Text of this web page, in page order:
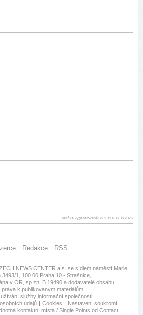
patička vygenerovaná: 21:10:14 06.08.2026
Redakce RSS
NEWS CENTER a.s. se sídlem náměstí Marie
3493/1, 100 00 Praha 10 - Strašnice,
v OR, sp.zn. B 19490 a dodavatelé obsahu
k publikovaným materiálům
služby informační společnosti
údajů
Cookies
Nastavení soukromí
kontaktní místa / Single Points od Contact